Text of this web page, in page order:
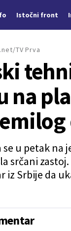
Istočni front
na
se u petak na
srčani
iz Srbije da
TV Prva